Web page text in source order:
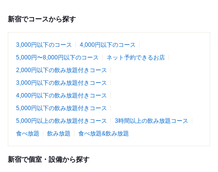
新宿でコースから探す
3,000円以下のコース
4,000円以下のコース
5,000円〜8,000円以下のコース
ネット予約できるお店
2,000円以下の飲み放題付きコース
3,000円以下の飲み放題付きコース
4,000円以下の飲み放題付きコース
5,000円以下の飲み放題付きコース
5,000円以上の飲み放題付きコース
3時間以上の飲み放題コース
食べ放題
飲み放題 食べ放題&飲み放題
新宿で個室・設備から探す